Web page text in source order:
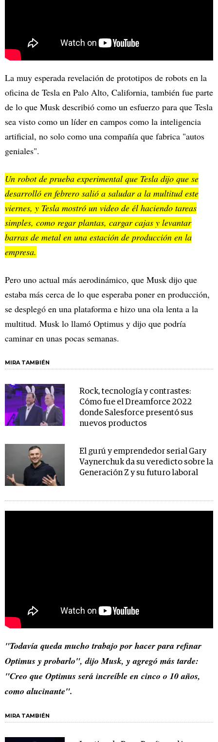
La muy esperada revelación de prototipos de robots en la
oficina de Tesla en Palo Alto, California, también fue parte
de lo que Musk describió como un esfuerzo para que Tesla
sea visto como un líder en campos como la inteligencia
artificial, no solo como una compañía que fabrica "autos
geniales".
Un robot de prueba experimental que Tesla dijo que se
desarrolló en febrero salió a saludar a la multitud este
viernes, y Tesla mostró un video de él haciendo tareas
simples, como regar plantas, cargar cajas y levantar
barras de metal en una estación de producción en la
empresa.
Pero uno actual más aerodinámico, que Musk dijo que
estaba más cerca de lo que esperaba poner en producción,
se desplegó en una plataforma e hizo una ola lenta a la
multitud. Musk lo llamó Optimus y dijo que podría
caminar en unas pocas semanas.
MIRA TAMBIÉN
Rock, tecnología y contrastes:
Cómo fue el Dreamforce 2022
donde Salesforce presentó sus
nuevos productos
El gurú y emprendedor serial Gary
Vaynerchuk da su veredicto sobre la
Generación Z y su futuro laboral
"Todavía queda mucho trabajo por hacer para refinar
Optimus y probarlo", dijo Musk, y agregó más tarde:
"Creo que Optimus será increíble en cinco o 10 años,
como alucinante".
MIRA TAMBIÉN